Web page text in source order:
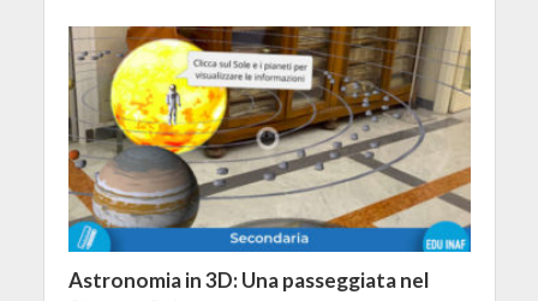
Astronomia in 3D: Una passeggiata nel